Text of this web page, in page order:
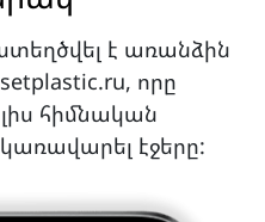
է առանձին
որը
հիմնական
էջերը: